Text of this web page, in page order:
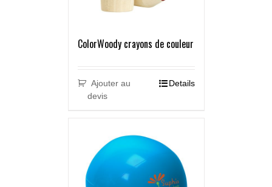
ColorWoody crayons de couleur
Ajouter au
devis
Details